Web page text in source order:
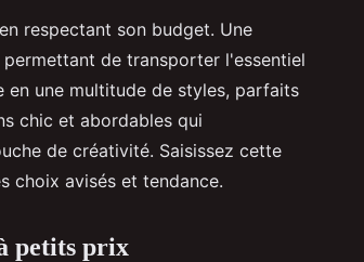
respectant son budget. Une
de transporter l'essentiel
en une multitude de styles, parfaits
chic et abordables qui
de créativité. Saisissez cette
choix avisés et tendance.
petits prix